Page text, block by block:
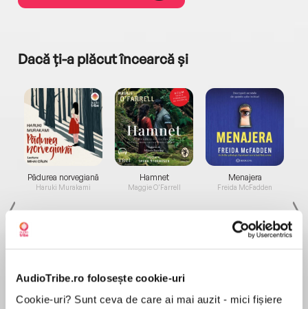
AudioTribe.ro folosește cookie-uri
Cookie-uri? Sunt ceva de care ai mai auzit - mici fișiere
Dacă ți-a plăcut încearcă și
Pădurea norvegiană
Haruki Murakami
Elita de Argint (Elita
Hamnet
Maggie O'Farrell
Diavolul se îmbracă de
Menajera
Freida McFadden
Migdală